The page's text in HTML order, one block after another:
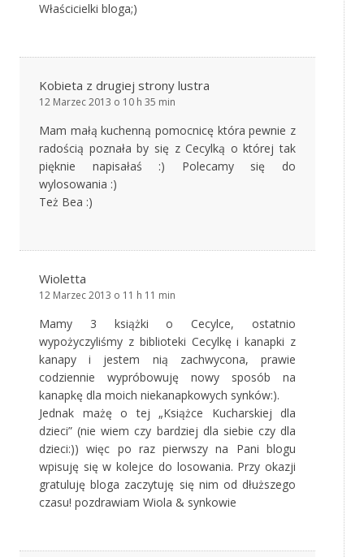
Właścicielki bloga;)
Kobieta z drugiej strony lustra
12 Marzec 2013 o 10 h 35 min
Mam małą kuchenną pomocnicę która pewnie z
radością poznała by się z Cecylką o której tak
pięknie napisałaś :) Polecamy się do
wylosowania :)
Też Bea :)
Wioletta
12 Marzec 2013 o 11 h 11 min
Mamy 3 książki o Cecylce, ostatnio
wypożyczyliśmy z biblioteki Cecylkę i kanapki z
kanapy i jestem nią zachwycona, prawie
codziennie wypróbowuję nowy sposób na
kanapkę dla moich niekanapkowych synków:).
Jednak mażę o tej „Książce Kucharskiej dla
dzieci” (nie wiem czy bardziej dla siebie czy dla
dzieci:)) więc po raz pierwszy na Pani blogu
wpisuję się w kolejce do losowania. Przy okazji
gratuluję bloga zaczytuję się nim od dłuższego
czasu! pozdrawiam Wiola & synkowie